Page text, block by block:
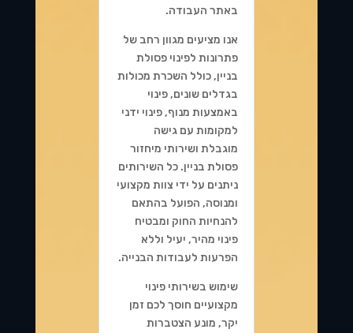
באתר העבודה.
אנו מציעים מגוון רחב של
פתרונות לפינוי פסולת
בניין, כולל השכרת מכולות
בגדלים שונים, פינוי
באמצעות מנוף, פינוי ידני
למקומות עם גישה
מוגבלת ושירותי מיחזור
פסולת בניין. כל השירותים
ניתנים על ידי צוות מקצועי
ומנוסה, הפועל בהתאם
להנחיות החוק ומבטיח
פינוי מהיר, יעיל וללא
הפרעות לעבודות הבנייה.
שימוש בשירותי פינוי
מקצועיים חוסך לכם זמן
יקר, מונע הצטברות